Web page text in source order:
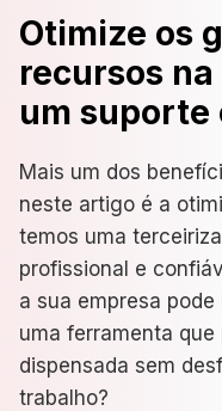
Otimize os
recursos
um suporte
Mais um dos
neste artigo é a
temos uma
profissional e
a sua empresa
uma ferramenta
dispensada sem
trabalho?